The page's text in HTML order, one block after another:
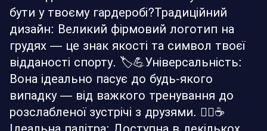
бути у твоєму гардеробі?Традиційний
дизайн: Великий фірмовий логотип на
грудях — це знак якості та символ твоєї
відданості спорту. 🏷️💪Універсальність:
Вона ідеально пасує до будь-якого
випадку — від важкого тренування до
розслабленої зустрічі з друзями. 🏋️‍♂️☕
Ідеальна палітра: Доступна в декількох